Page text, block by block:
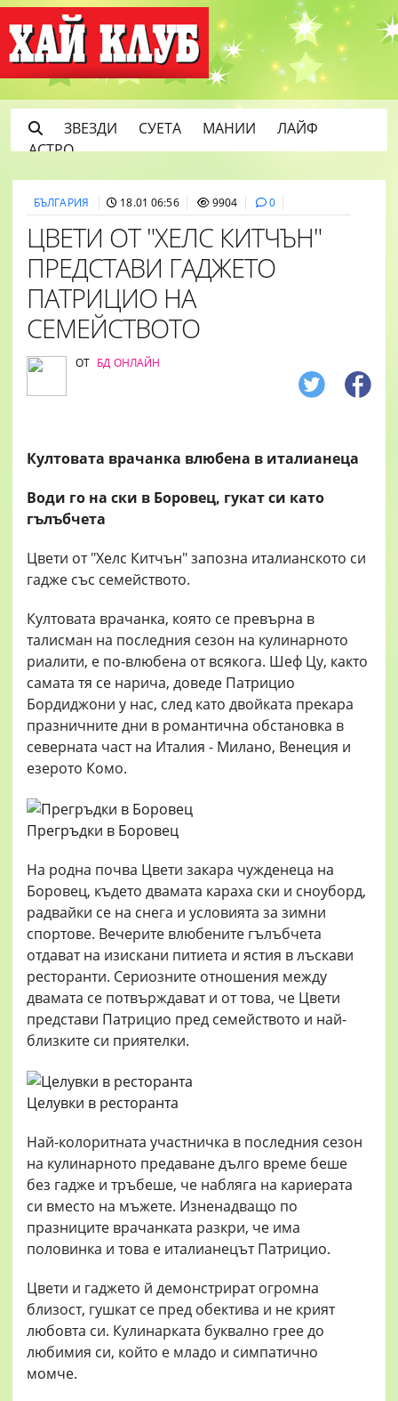
ЗВЕЗДИ СУЕТА МАНИИ
ЛАЙФ
АСТРО
БЪЛГАРИЯ 18.01 06:56 9904 0
ЦВЕТИ ОТ "ХЕЛС КИТЧЪН"
ПРЕДСТАВИ ГАДЖЕТО
ПАТРИЦИО НА
СЕМЕЙСТВОТО
ОТ БД ОНЛАЙН
Култовата врачанка влюбена в италианеца
Води го на ски в Боровец, гукат си като
гълъбчета
Цвети от "Хелс Китчън" запозна италианското си
гадже със семейството.
Култовата врачанка, която се превърна в
талисман на последния сезон на кулинарното
риалити, е по-влюбена от всякога. Шеф Цу, както
самата тя се нарича, доведе Патрицио
Бордиджони у нас, след като двойката прекара
празничните дни в романтична обстановка в
северната част на Италия - Милано, Венеция и
езерото Комо.
Прегръдки в Боровец
На родна почва Цвети закара чужденеца на
Боровец, където двамата караха ски и сноуборд,
радвайки се на снега и условията за зимни
спортове. Вечерите влюбените гълъбчета
отдават на изискани питиета и ястия в лъскави
ресторанти. Сериозните отношения между
двамата се потвърждават и от това, че Цвети
представи Патрицио пред семейството и най-
близките си приятелки.
Целувки в ресторанта
Най-колоритната участничка в последния сезон
на кулинарното предаване дълго време беше
без гадже и тръбеше, че набляга на кариерата
си вместо на мъжете. Изненадващо по
празниците врачанката разкри, че има
половинка и това е италианецът Патрицио.
Цвети и гаджето й демонстрират огромна
близост, гушкат се пред обектива и не крият
любовта си. Кулинарката буквално грее до
любимия си, който е младо и симпатично
момче.